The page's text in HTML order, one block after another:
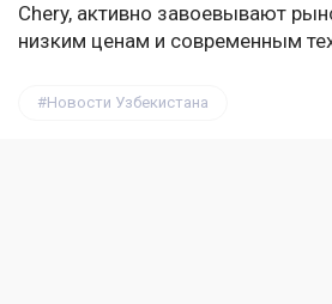
Chery, активно завоевывают
низким ценам и современным
Новости Узбекистана